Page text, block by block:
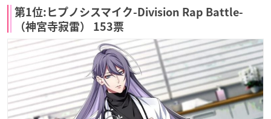
第1位:ヒプノシスマイク-Division Rap Battle-
（神宮寺寂雷） 153票